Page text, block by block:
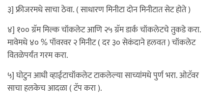
३] फ्रीजरमधे साचा ठेवा. ( साधारण मिनीटा दोन मिनीटात सेट होते )
४] १०० ग्रॅम मिल्क चॉकलेट आणि २५ ग्रॅम डार्क चॉकलेटचे तुकडे करा.
मावेमधे ४० % पॉवरवर २ मिनीट ( दर ३० सेकंदाने हलवत ) चॉकलेट
वितळेपर्यंत गरम करा.
५] घोटुन आधी व्हाईटाचॉकलेट टाकलेल्या साच्यांमधे पुर्ण भरा. ओटॅवर
साचा हलकेच आदळा ( टॅप करा ).